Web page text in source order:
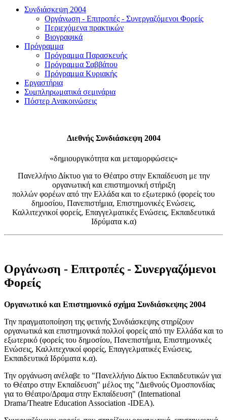
Συνδιάσκεψη 2004
Οργάνωση - Επιτροπές - Συνεργαζόμενοι Φορείς
Περιεχόμενα πρακτικών
Βιογραφικά
Πρόγραμμα
Πρόγραμμα Παρασκευής
Πρόγραμμα Σαββάτου
Πρόγραμμα Κυριακής
Εργαστήρια
Συμπληρωματικά σεμινάρια
Πόστερ Ανακοινώσεις
Διεθνής Συνδιάσκεψη 2004
«δημιουργικότητα και μεταμορφώσεις»
Πανελλήνιο Δίκτυο για το Θέατρο στην Εκπαίδευση με την
οργανωτική και επιστημονική στήριξη
πολλών φορέων από την Ελλάδα και το εξωτερικό (φορείς του
δημοσίου, Πανεπιστήμια, Επιστημονικές Ενώσεις,
Καλλιτεχνικοί φορείς, Επαγγελματικές Ενώσεις, Εκπαιδευτικά
Ιδρύματα κ.α)
Οργάνωση - Επιτροπές - Συνεργαζόμενοι
Φορείς
Οργανωτικό και Επιστημονικό σχήμα Συνδιάσκεψης 2004
Την πραγματοποίηση της φετινής Συνδιάσκεψης στηρίζουν
οργανωτικά και επιστημονικά πολλοί φορείς από την Ελλάδα και το
εξωτερικό (φορείς του δημοσίου, Πανεπιστήμια, Επιστημονικές
Ενώσεις, Καλλιτεχνικοί φορείς, Επαγγελματικές Ενώσεις,
Εκπαιδευτικά Ιδρύματα κ.α).
Την οργάνωση ανέλαβε το "Πανελλήνιο Δίκτυο Εκπαιδευτικών για
το Θέατρο στην Εκπαίδευση" μέλος της "Διεθνούς Ομοσπονδίας
για το Θέατρο/Δραμα στην Εκπαίδευση" (International
Drama/Theatre Education Association -IDEA).